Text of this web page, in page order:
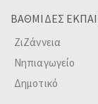
ΒΑΘΜΙΔΕΣ
ΖιΖάννεια
Νηπιαγωγείο
Δημοτικό